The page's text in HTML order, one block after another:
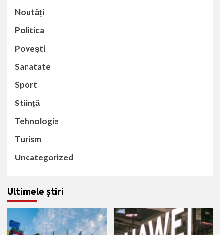
Noutăți
Politica
Povești
Sanatate
Sport
Stiință
Tehnologie
Turism
Uncategorized
Ultimele știri